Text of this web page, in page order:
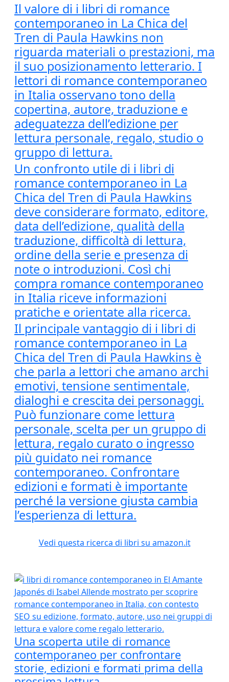
Il valore di i libri di romance
contemporaneo in La Chica del
Tren di Paula Hawkins non
riguarda materiali o prestazioni, ma
il suo posizionamento letterario. I
lettori di romance contemporaneo
in Italia osservano tono della
copertina, autore, traduzione e
adeguatezza dell’edizione per
lettura personale, regalo, studio o
gruppo di lettura.
Un confronto utile di i libri di
romance contemporaneo in La
Chica del Tren di Paula Hawkins
deve considerare formato, editore,
data dell’edizione, qualità della
traduzione, difficoltà di lettura,
ordine della serie e presenza di
note o introduzioni. Così chi
compra romance contemporaneo
in Italia riceve informazioni
pratiche e orientate alla ricerca.
Il principale vantaggio di i libri di
romance contemporaneo in La
Chica del Tren di Paula Hawkins è
che parla a lettori che amano archi
emotivi, tensione sentimentale,
dialoghi e crescita dei personaggi.
Può funzionare come lettura
personale, scelta per un gruppo di
lettura, regalo curato o ingresso
più guidato nei romance
contemporaneo. Confrontare
edizioni e formati è importante
perché la versione giusta cambia
l’esperienza di lettura.
Vedi questa ricerca di libri su amazon.it
Una scoperta utile di romance
contemporaneo per confrontare
storie, edizioni e formati prima della